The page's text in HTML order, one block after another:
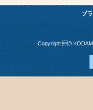
プ
Copyright ©